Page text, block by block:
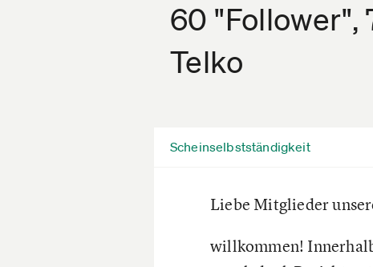
60 "Follower",
Telko
Scheinselbstständigkeit
Liebe Mitglieder
willkommen!